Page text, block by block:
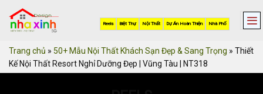
content
Trang chủ » 50+ Mẫu Nội Thất Khách Sạn Đẹp & Sang Trọng » Thiết
Kế Nội Thất Resort Nghỉ Dưỡng Đẹp | Vũng Tàu | NT318
Nhà Phố
Dự Án Hoàn Thiện
Nội Thất
Biệt Thự
Reels